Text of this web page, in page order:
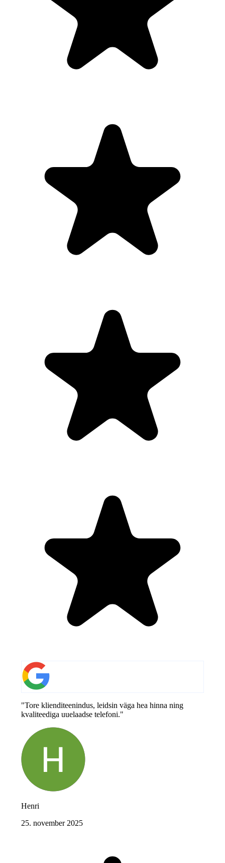
"Tore klienditeenindus, leidsin väga hea hinna ning
kvaliteediga uuelaadse telefoni."
Henri
25. november 2025